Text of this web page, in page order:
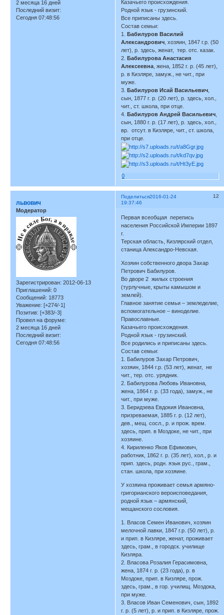
2 месяца 16 дней
Последний визит:
Сегодня 07:48:56
Казачьего происхождения.
Родной язык - грузинский.
Все приписаны здесь.
Состав семьи:
1.Бабилуров Василий
Александрович , хозяин, 1847 г.р. (50
лет), р. здесь, женат, тер. отс. казак.
2.Бабилурова Анастасия
Алексеевна , жена, 1852 г. р. (45 лет),
р. в Кизляре, замуж., не чит., при
муже.
3.Бабилуров Исай Васильевич
сын, 1877 г. р. (20 лет), р. здесь, хол.,
чит., ст. школа, при отце.
4.Бабилуров Андрей Васильевич
сын, 1880 г. р. (17 лет), р. здесь, хол.,
вр. отсут. в Кизляре, чит., ст. школа,
при отце.
0
Поделиться 12
2016-01-24
19:37:46
львович
Модератор
Зарегистрирован: 2012-06-13
Приглашений: 0
Сообщений: 18773
Уважение: [+274/-1]
Позитив: [+383/-3]
Провел на форуме:
2 месяца 16 дней
Последний визит:
Сегодня 07:48:56
Первая всеобщая перепись
населения Российской Империи 1897
г.
Терская область, Кизлярский отдел,
станица Александро-Невская.
Хозяин собственного двора Захар
Петрович Бабилуров.
Во дворе 2 жилых строения
(турлучные, крыты камышом и
землей).
Главное занятие семьи – земледелие,
вспомогательное – виноделие.
Православные.
Казачьего происхождения.
Родной язык - грузинский.
Все родились и приписаны здесь.
Состав семьи:
1. Бабилуров Захар Петрович,
хозяин, 1844 г.р. (53 лет), женат, не
чит., тер. отс. урядник.
2. Бабилурова Любовь Ивановна,
жена, 1864 г. р. (33 года), замуж., не
чит., при муже.
3. Беридзева Евдокия Ивановна,
призреваемая, 1885 г. р. (12 лет),
дев., мещ. сосл., р. и прож. врем.
здесь, прип. в Моздоке, не чит., при
хозяине.
4. Кириленко Яков Ефимович,
работник, 1862 г. р. (35 лет), хол., р. и
прип. здесь, родн. язык рус., грам.,
стан. школа, при хозяине.
У хозяина проживает семья армяно-
григорианского вероисповедания,
родной язык – армянский,
мещанского сословия.
1. Власов Семен Иванович, хозяин
мелочной лавки, 1847 г.р. (50 лет), р.
и прип. в Кизляре, женат, проживает
здесь, грам., в городск. училище
Кизляра.
2. Власова Розалия Герасимовна,
жена, 1874 г. р. (23 года), р. в
Моздоке, прип. в Кизляре, прож.
здесь, грам., в гор. училищ. Моздока,
при муже.
3. Власов Иван Семенович, сын, 1892
г. р. (5 лет), р. и прип. в Кизляре, прож.